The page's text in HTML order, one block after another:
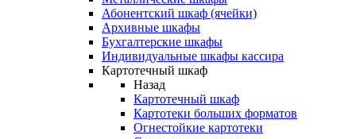
Абонентский шкаф (ячейки)
Архивные шкафы
Бухгалтерские шкафы
Индивидуальные шкафы кассира
Картотечный шкаф
Назад
Картотечный шкаф
Картотеки больших форматов
Огнестойкие картотеки